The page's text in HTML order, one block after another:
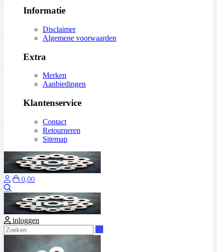
Informatie
Disclaimer
Algemene voorwaarden
Extra
Merken
Aanbiedingen
Klantenservice
Contact
Retourneren
Sitemap
0,00
inloggen